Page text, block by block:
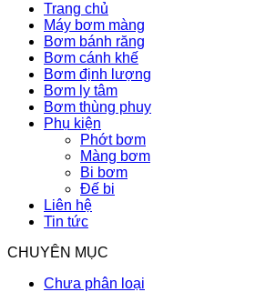
Trang chủ
Máy bơm màng
Bơm bánh răng
Bơm cánh khế
Bơm định lượng
Bơm ly tâm
Bơm thùng phuy
Phụ kiện
Phớt bơm
Màng bơm
Bi bơm
Đế bi
Liên hệ
Tin tức
CHUYÊN MỤC
Chưa phân loại